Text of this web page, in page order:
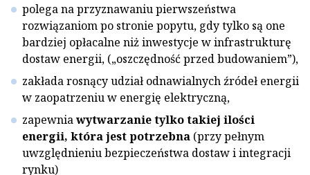
polega na przyznawaniu pierwszeństwa
rozwiązaniom po stronie popytu, gdy tylko są one
bardziej opłacalne niż inwestycje w infrastrukturę
dostaw energii, („oszczędność przed budowaniem”),
zakłada rosnący udział odnawialnych źródeł energii
w zaopatrzeniu w energię elektryczną,
zapewniawytwarzanie tylko takiej ilości
energii, która jest potrzebna (przy pełnym
uwzględnieniu bezpieczeństwa dostaw i integracji
rynku)